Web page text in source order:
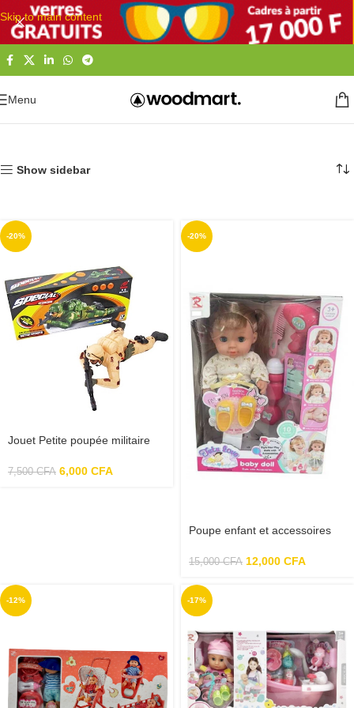
Skip to main content
Menu
Show sidebar
-20%
Jouet Petite poupée militaire
7,500CFA 6,000 CFA
-20%
Poupe enfant et accessoires
15,000CFA 12,000 CFA
-12% -17%